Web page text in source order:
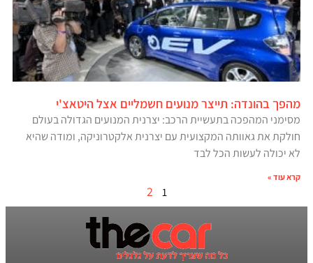
מהפך בהונדה: תייצר מנועים חשמליים אצל היטאצ'י
מסימני המהפכה בתעשיית הרכב: יצרנית המנועים הגדולה בעולם
חולקת את גאוותה המקצועית עם יצרנית אלקטרוניקה, ומודה שהיא
לא יכולה לעשות הכל לבד
קרא עוד »
1
2